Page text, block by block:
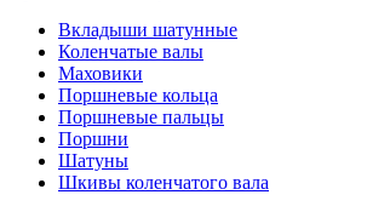
Вкладыши шатунные
Коленчатые валы
Маховики
Поршневые кольца
Поршневые пальцы
Поршни
Шатуны
Шкивы коленчатого вала